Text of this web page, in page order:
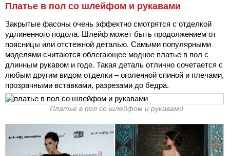
Платье в пол со шлейфом и рукавами
Закрытые фасоны очень эффектно смотрятся с отделкой
удлиненного подола. Шлейф может быть продолжением от
поясницы или отстежной деталью. Самыми популярными
моделями считаются облегающее модное платье в пол с
длинным рукавом и годе. Такая деталь отлично сочетается с
любым другим видом отделки – оголенной спиной и плечами,
прозрачными вставками, разрезами до бедра.
Платье в пол со шлейфом и рукавами